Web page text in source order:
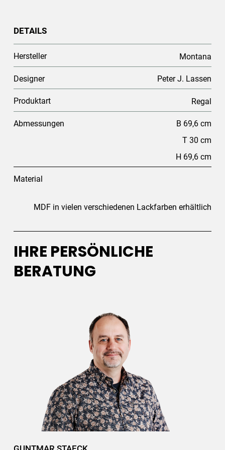
DETAILS
Hersteller Montana
Designer Peter J. Lassen
Produktart Regal
Abmessungen
B 69,6 cm
T 30 cm
H 69,6 cm
Material
MDF in vielen verschiedenen Lackfarben erhältlich
IHRE PERSÖNLICHE
BERATUNG